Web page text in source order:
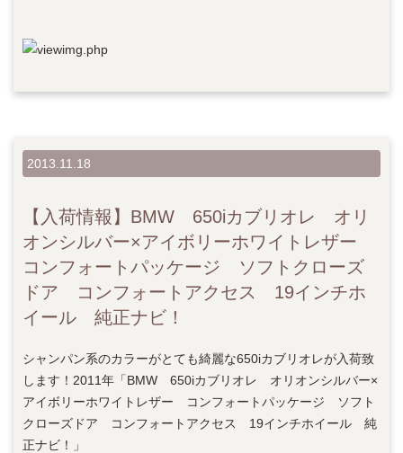
2013.11.18
【入荷情報】BMW 650iカブリオレ オリ
オンシルバー×アイボリーホワイトレザー
コンフォートパッケージ ソフトクローズ
ドア コンフォートアクセス 19インチホ
イール 純正ナビ！
シャンパン系のカラーがとても綺麗な650iカブリオレが入荷致
します！2011年「BMW 650iカブリオレ オリオンシルバー×
アイボリーホワイトレザー コンフォートパッケージ ソフト
クローズドア コンフォートアクセス 19インチホイール 純
正ナビ！」